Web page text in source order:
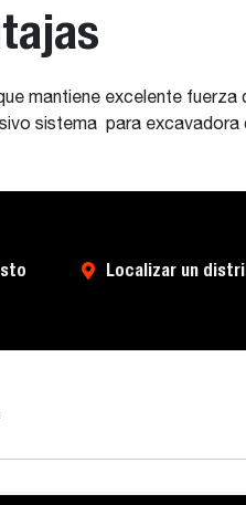
mantiene excelente
sistema para
Localizar un